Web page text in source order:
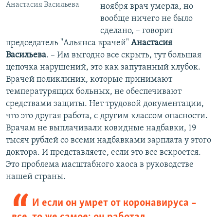
Анастасия Васильева
ноября врач умерла, но
вообще ничего не было
сделано, – говорит
председатель "Альянса врачей" Анастасия
Васильева. – Им выгодно все скрыть, тут большая
цепочка нарушений, это как запутанный клубок.
Врачей поликлиник, которые принимают
температурящих больных, не обеспечивают
средствами защиты. Нет трудовой документации,
что это другая работа, с другим классом опасности.
Врачам не выплачивали ковидные надбавки, 19
тысяч рублей со всеми надбавками зарплата у этого
доктора. И представляете, если это все вскроется.
Это проблема масштабного хаоса в руководстве
нашей страны.
И если он умрет от коронавируса –